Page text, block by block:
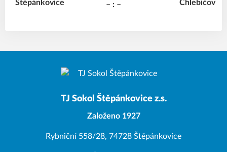
– : –
TJ Sokol Štěpánkovice z.s.
Založeno 1927
Rybniční 558/28, 74728 Štěpánkovice